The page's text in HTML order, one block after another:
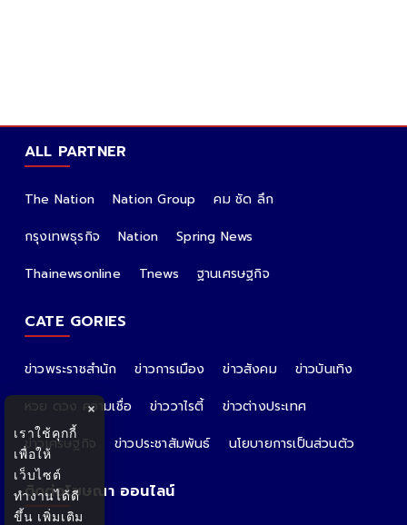
ALL PARTNER
The Nation Nation Group
คม ชัด ลึก
กรุงเทพธุรกิจ
Nation
Spring News
Thainewsonline
Tnews ฐานเศรษฐกิจ
CATE GORIES
ข่าวพระราชสำนัก ข่าวการเมือง ข่าวสังคม
ข่าวบันเทิง
หวย ดวง ความเชื่อ
ข่าววาไรตี้
ข่าวต่างประเทศ
ข่าวเศรษฐกิจ
ข่าวประชาสัมพันธ์ นโยบายการเป็นส่วนตัว
ติดต่อโฆษณา ออนไลน์
×
เราใช้คุกกี้
เพื่อให้
เว็บไซต์
ทำงานได้ดี
ขึ้น เพิ่มเติม